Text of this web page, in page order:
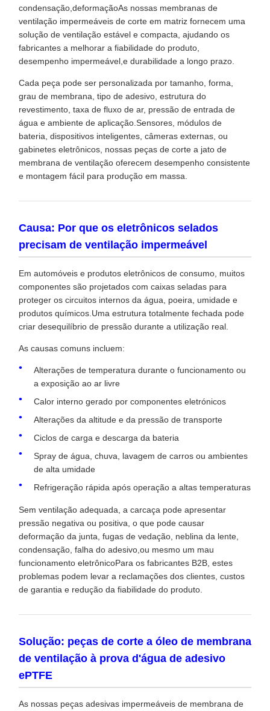
condensação,deformaçãoAs nossas membranas de
ventilação impermeáveis de corte em matriz fornecem uma
solução de ventilação estável e compacta, ajudando os
fabricantes a melhorar a fiabilidade do produto,
desempenho impermeável,e durabilidade a longo prazo.
Cada peça pode ser personalizada por tamanho, forma,
grau de membrana, tipo de adesivo, estrutura do
revestimento, taxa de fluxo de ar, pressão de entrada de
água e ambiente de aplicação.Sensores, módulos de
bateria, dispositivos inteligentes, câmeras externas, ou
gabinetes eletrônicos, nossas peças de corte a jato de
membrana de ventilação oferecem desempenho consistente
e montagem fácil para produção em massa.
Causa: Por que os eletrônicos selados
precisam de ventilação impermeável
Em automóveis e produtos eletrônicos de consumo, muitos
componentes são projetados com caixas seladas para
proteger os circuitos internos da água, poeira, umidade e
produtos químicos.Uma estrutura totalmente fechada pode
criar desequilíbrio de pressão durante a utilização real.
As causas comuns incluem:
Alterações de temperatura durante o funcionamento ou
a exposição ao ar livre
Calor interno gerado por componentes eletrónicos
Alterações da altitude e da pressão de transporte
Ciclos de carga e descarga da bateria
Spray de água, chuva, lavagem de carros ou ambientes
de alta umidade
Refrigeração rápida após operação a altas temperaturas
Sem ventilação adequada, a carcaça pode apresentar
pressão negativa ou positiva, o que pode causar
deformação da junta, fugas de vedação, neblina da lente,
condensação, falha do adesivo,ou mesmo um mau
funcionamento eletrônicoPara os fabricantes B2B, estes
problemas podem levar a reclamações dos clientes, custos
de garantia e redução da fiabilidade do produto.
Solução: peças de corte a óleo de membrana
de ventilação à prova d'água de adesivo
ePTFE
As nossas peças adesivas impermeáveis de membrana de